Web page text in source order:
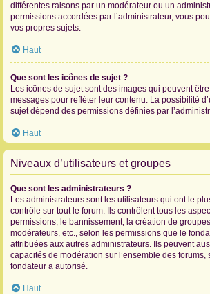
différentes raisons par un modérateur ou un
permissions accordées par l’administrateur, vous
vos propres sujets.
Haut
Que sont les icônes de sujet ?
Les icônes de sujet sont des images qui peuvent
messages pour refléter leur contenu. La possibilité
sujet dépend des permissions définies par
Haut
Niveaux d’utilisateurs et groupes
Que sont les administrateurs ?
Les administrateurs sont les utilisateurs qui ont le
contrôle sur tout le forum. Ils contrôlent tous les
permissions, le bannissement, la création de
modérateurs, etc., selon les permissions que le
attribuées aux autres administrateurs. Ils peuvent
capacités de modération sur l’ensemble des forums,
fondateur a autorisé.
Haut